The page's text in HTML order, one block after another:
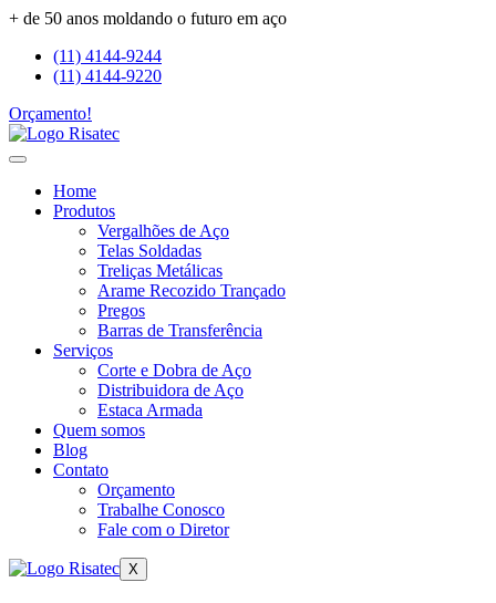
+ de 50 anos moldando o futuro em aço
(11) 4144-9244
(11) 4144-9220
Orçamento!
Home
Produtos
Vergalhões de Aço
Telas Soldadas
Treliças Metálicas
Arame Recozido Trançado
Pregos
Barras de Transferência
Serviços
Corte e Dobra de Aço
Distribuidora de Aço
Estaca Armada
Quem somos
Blog
Contato
Orçamento
Trabalhe Conosco
Fale com o Diretor
X